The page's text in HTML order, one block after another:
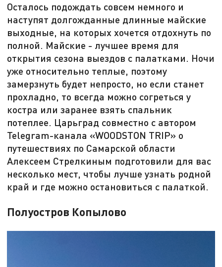
Осталось подождать совсем немного и
наступят долгожданные длинные майские
выходные, на которых хочется отдохнуть по
полной. Майские - лучшее время для
открытия сезона выездов с палатками. Ночи
уже относительно теплые, поэтому
замерзнуть будет непросто, но если станет
прохладно, то всегда можно согреться у
костра или заранее взять спальник
потеплее. Царьград совместно с автором
Telegram-канала «WOODSTON TRIP» о
путешествиях по Самарской области
Алексеем Стрелкиным подготовили для вас
несколько мест, чтобы лучше узнать родной
край и где можно остановиться с палаткой.
Полуостров Копылово